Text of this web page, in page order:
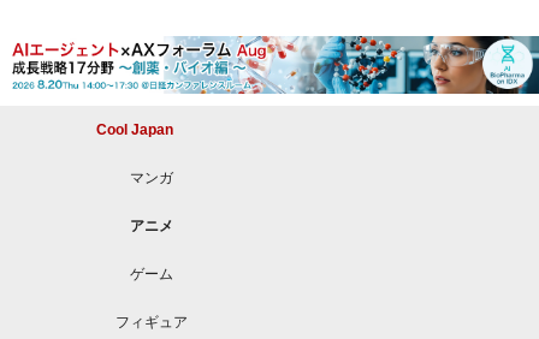
Cool Japan
マンガ
アニメ
ゲーム
フィギュア